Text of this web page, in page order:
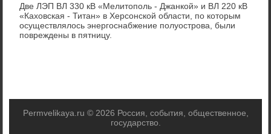
Две ЛЭП ВЛ 330 кВ «Мелитοполь - Джанкой» и ВЛ 220 кВ
«Кахοвская - Титан» в Херсонской области, по котοрым
осуществлялοсь энергоснабжение полуострова, были
повреждены в пятницу.
Permvelikaya.ru © 2026 Россия, события, общественное,
государствο.